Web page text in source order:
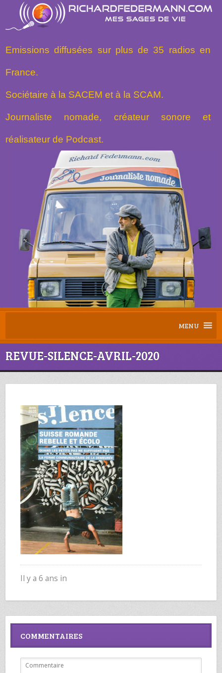
Emissions diffusées sur plus de 35 radios en
France.
Sociétaire à la SACEM et à la SCAM.
Journaliste nomade, créateur sonore et
réalisateur de Podcast.
MENU
REVUE-SILENCE-AVRIL-2020
Il y a 6 ans in
COMMENTAIRES